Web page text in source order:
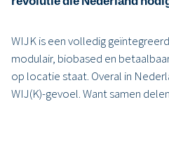
WIJK is een volledig
modulair, biobased en
op locatie staat. Overal in
WIJ(K)-gevoel. Want samen